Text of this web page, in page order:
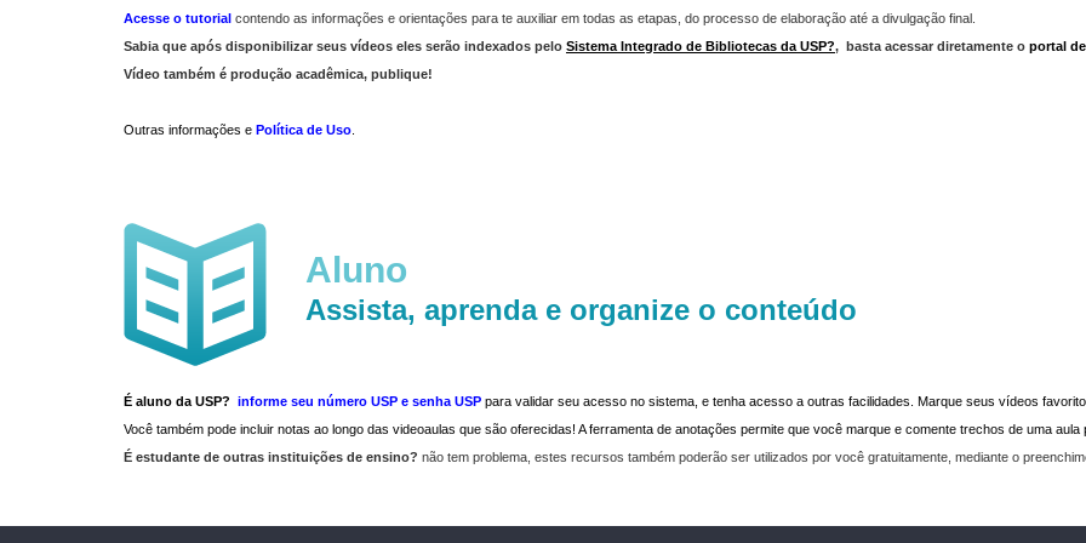
Acesse o tutorial contendo as informações e orientações para te auxiliar em todas as etapas, do processo de elaboração até a divulgação final.
Sabia que após disponibilizar seus vídeos eles serão indexados pelo Sistema Integrado de Bibliotecas da USP?, basta acessar diretamente o portal
Vídeo também é produção acadêmica, publique!
Outras informações e Política de Uso
Aluno
Assista, aprenda e organize o conteúdo
É aluno da USP? informe seu número USP e senha USP para validar seu acesso no sistema, e tenha acesso a outras facilidades. Marque seus vídeos
Você também pode incluir notas ao longo das videoaulas que são oferecidas! A ferramenta de anotações permite que você marque e comente trechos de uma
É estudante de outras instituições de ensino? não tem problema, estes recursos também poderão ser utilizados por você gratuitamente, mediante o